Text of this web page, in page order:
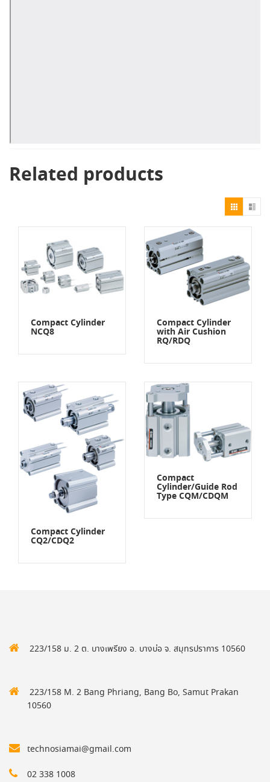
Related products
Compact Cylinder
NCQ8
Compact Cylinder
with Air Cushion
RQ/RDQ
Compact Cylinder
CQ2/CDQ2
Compact
Cylinder/Guide Rod
Type CQM/CDQM
223/158 ม. 2 ต. บางเพรียง อ. บางบ่อ จ. สมุทรปราการ 10560
223/158 M. 2 Bang Phriang, Bang Bo, Samut Prakan
10560
technosiamai@gmail.com
02 338 1008